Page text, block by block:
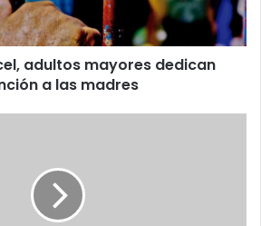
adultos mayores dedican
a las madres